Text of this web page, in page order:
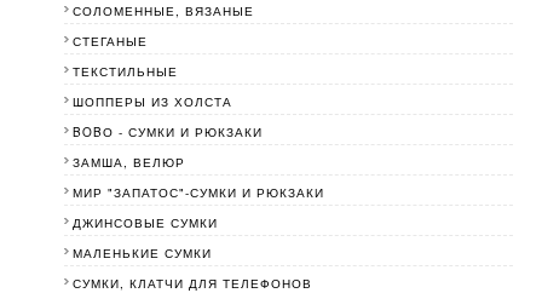
СОЛОМЕННЫЕ, ВЯЗАНЫЕ
СТЕГАНЫЕ
ТЕКСТИЛЬНЫЕ
ШОППЕРЫ ИЗ ХОЛСТА
BOBО - СУМКИ И РЮКЗАКИ
ЗАМША, ВЕЛЮР
МИР "ЗАПАТОС"-СУМКИ И РЮКЗАКИ
ДЖИНСОВЫЕ СУМКИ
МАЛЕНЬКИЕ СУМКИ
СУМКИ, КЛАТЧИ ДЛЯ ТЕЛЕФОНОВ